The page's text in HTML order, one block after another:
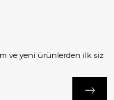
ve yeni ürünlerden ilk siz